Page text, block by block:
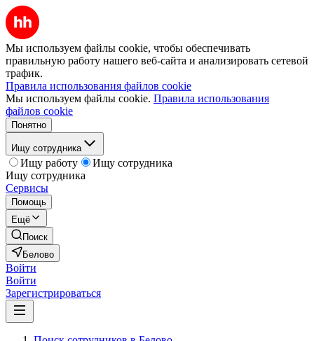
Мы используем файлы cookie, чтобы обеспечивать
правильную работу нашего веб-сайта и анализировать сетевой
трафик.
Правила использования файлов cookie
Мы используем файлы cookie. Правила использования
файлов cookie
Понятно
Ищу сотрудника
Ищу работу
Ищу сотрудника
Ищу сотрудника
Сервисы
Помощь
Ещё
Поиск
Белово
Войти
Войти
Зарегистрироваться